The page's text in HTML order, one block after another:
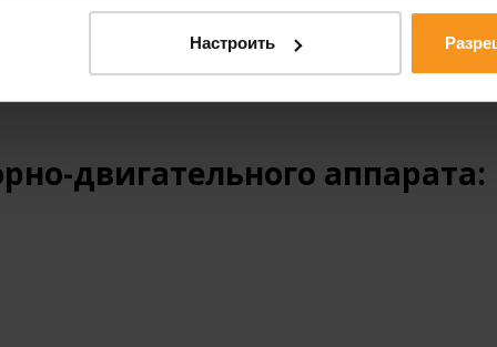
Настроить
к лечению
двигательного аппарата: